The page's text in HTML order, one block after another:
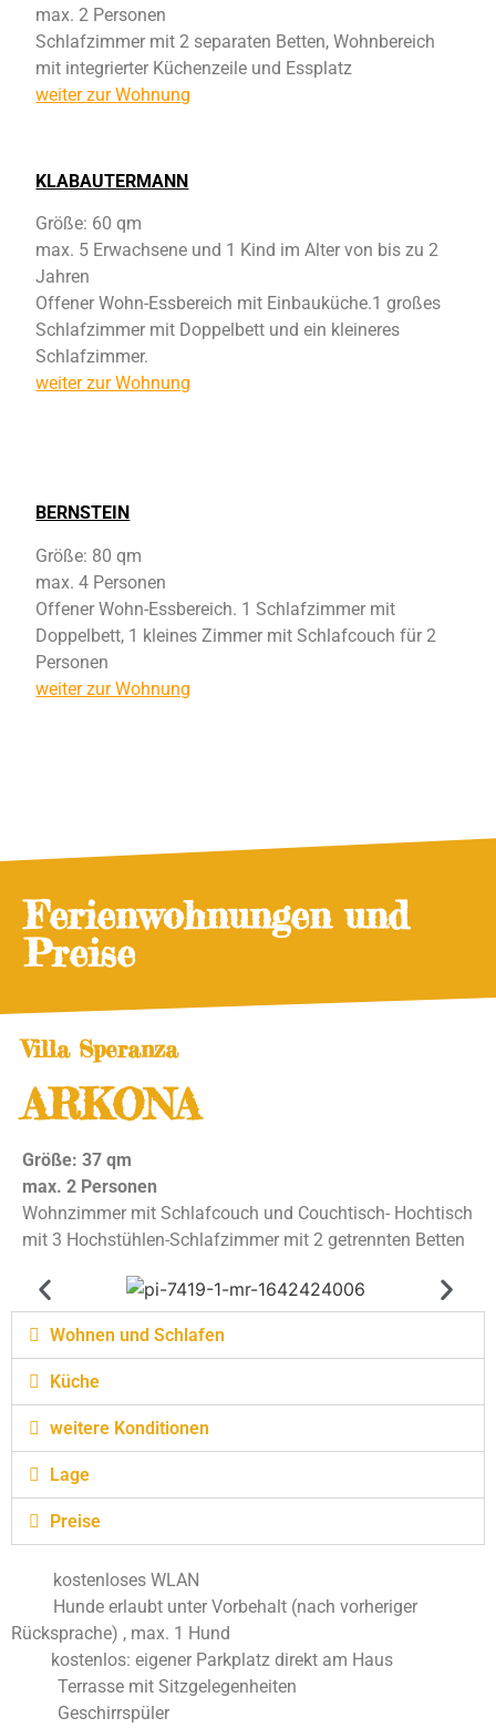
max. 2 Personen
Schlafzimmer mit 2 separaten Betten, Wohnbereich
mit integrierter Küchenzeile und Essplatz
weiter zur Wohnung
KLABAUTERMANN
Größe: 60 qm
max. 5 Erwachsene und 1 Kind im Alter von bis zu 2
Jahren
Offener Wohn-Essbereich mit Einbauküche.1 großes
Schlafzimmer mit Doppelbett und ein kleineres
Schlafzimmer.
weiter zur Wohnung
BERNSTEIN
Größe: 80 qm
max. 4 Personen
Offener Wohn-Essbereich. 1 Schlafzimmer mit
Doppelbett, 1 kleines Zimmer mit Schlafcouch für 2
Personen
weiter zur Wohnung
Ferienwohnungen und
Preise
Villa Speranza
ARKONA
Größe: 37 qm
max. 2 Personen
Wohnzimmer mit Schlafcouch und Couchtisch- Hochtisch
mit 3 Hochstühlen-Schlafzimmer mit 2 getrennten Betten
Wohnen und Schlafen
Küche
weitere Konditionen
Lage
Preise
kostenloses WLAN
Hunde erlaubt unter Vorbehalt (nach vorheriger
Rücksprache) , max. 1 Hund
kostenlos: eigener Parkplatz direkt am Haus
Terrasse mit Sitzgelegenheiten
Geschirrspüler